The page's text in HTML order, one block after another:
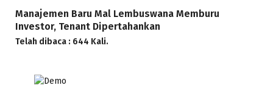
Manajemen Baru Mal Lembuswana Memburu
Investor, Tenant Dipertahankan
Telah dibaca : 644 Kali.